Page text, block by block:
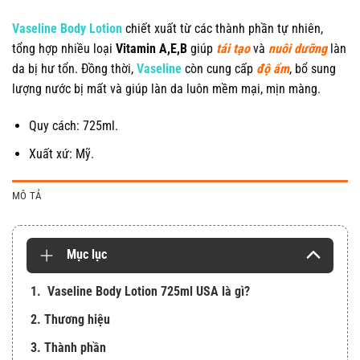
Vaseline Body Lotion chiết xuất từ các thành phần tự nhiên,
tổng hợp nhiều loại Vitamin A,E,B giúp tái tạovà nuôi dưỡng làn
da bị hư tổn. Đồng thời, Vaseline còn cung cấp độ ẩm, bổ sung
lượng nước bị mất và giúp làn da luôn mềm mại, mịn màng.
Quy cách: 725ml.
Xuất xứ: Mỹ.
MÔ TẢ
Mục lục
1. Vaseline Body Lotion 725ml USA là gì?
2. Thương hiệu
3. Thành phần